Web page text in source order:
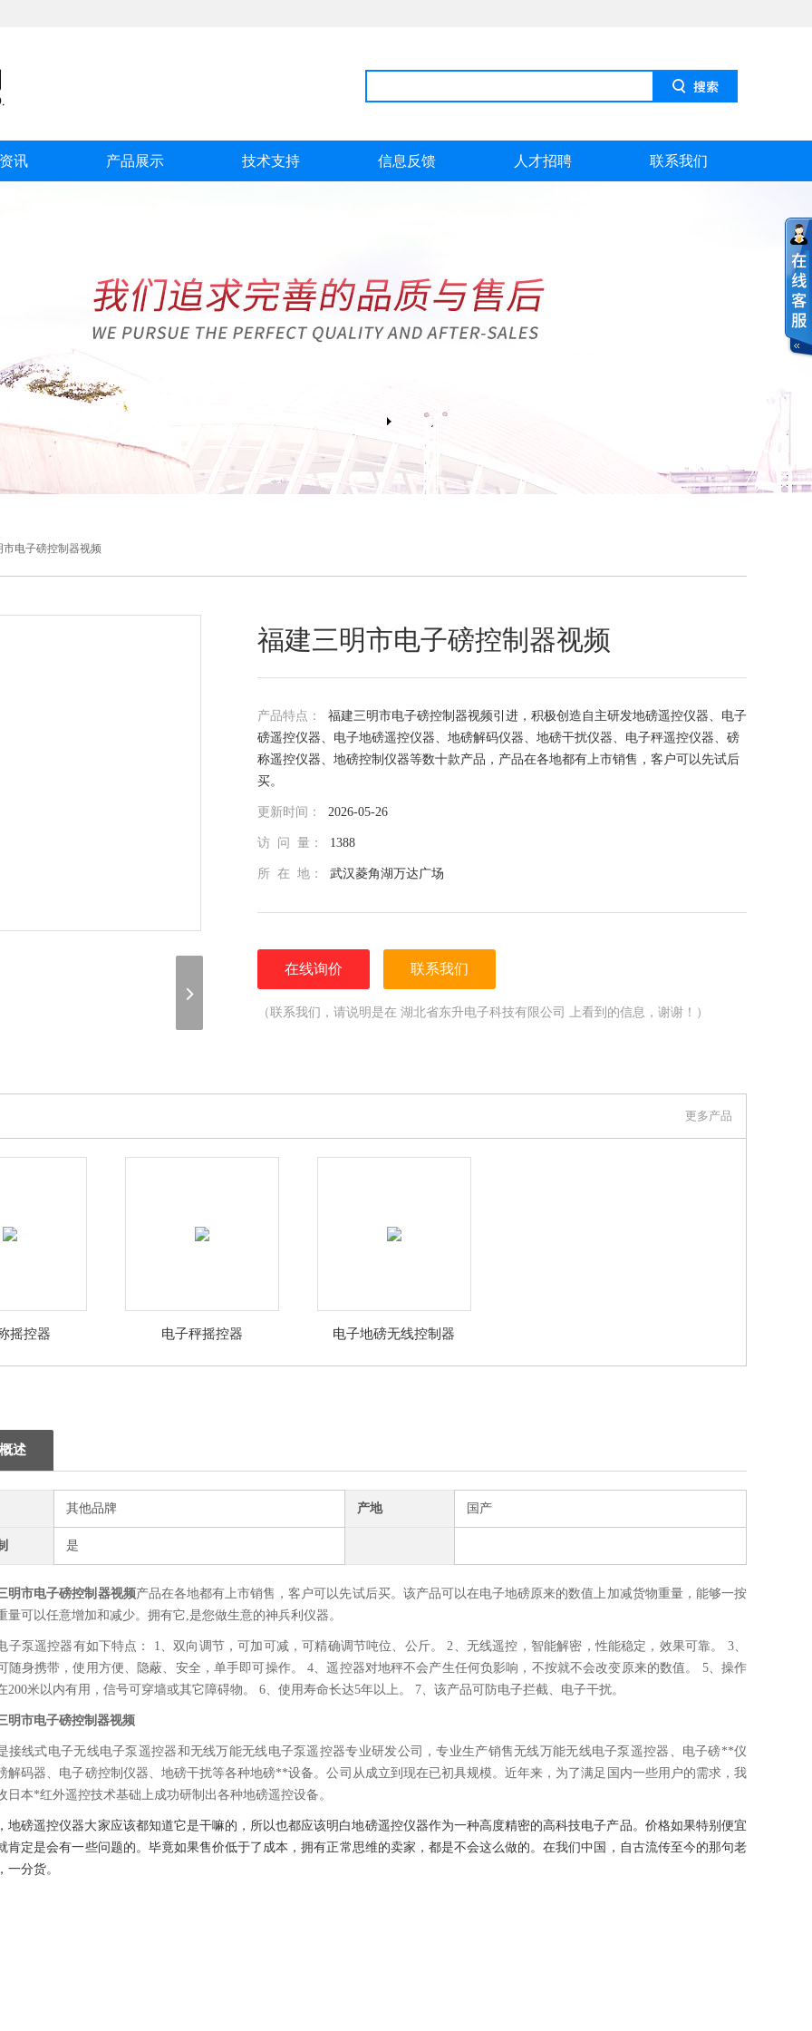
讯 产品展示 技术支持 信息反馈 人才招聘 联系我们
电子磅控制器视频
福建三明市电子磅控制器视频
产品特点： 福建三明市电子磅控制器视频引进，积极创造自主研发地磅遥控仪器、电子
磅遥控仪器、电子地磅遥控仪器、地磅解码仪器、地磅干扰仪器、电子秤遥控仪器、磅
称遥控仪器、地磅控制仪器等数十款产品，产品在各地都有上市销售，客户可以先试后
买。
更新时间： 2026-05-26
访 问 量： 1388
所 在 地： 武汉菱角湖万达广场
在线询价 联系我们
（联系我们，请说明是在 湖北省东升电子科技有限公司 上看到的信息，谢谢！）
更多产品
摇控器 电子秤摇控器 电子地磅无线控制器
述
其他品牌 产地 国产
是
明市电子磅控制器视频产品在各地都有上市销售，客户可以先试后买。该产品可以在电子地磅原来的数值上加减货物重量，能够一按
量可以任意增加和减少。拥有它,是您做生意的神兵利仪器。
子泵遥控器有如下特点： 1、双向调节，可加可减，可精确调节吨位、公斤。 2、无线遥控，智能解密，性能稳定，效果可靠。 3、
随身携带，使用方便、隐蔽、安全，单手即可操作。 4、遥控器对地秤不会产生任何负影响，不按就不会改变原来的数值。 5、操作
200米以内有用，信号可穿墙或其它障碍物。 6、使用寿命长达5年以上。 7、该产品可防电子拦截、电子干扰。
明市电子磅控制器视频
接线式电子无线电子泵遥控器和无线万能无线电子泵遥控器专业研发公司，专业生产销售无线万能无线电子泵遥控器、电子磅**仪
解码器、电子磅控制仪器、地磅干扰等各种地磅**设备。公司从成立到现在已初具规模。近年来，为了满足国内一些用户的需求，我
日本*红外遥控技术基础上成功研制出各种地磅遥控设备。
地磅遥控仪器大家应该都知道它是干嘛的，所以也都应该明白地磅遥控仪器作为一种高度精密的高科技电子产品。价格如果特别便宜
肯定是会有一些问题的。毕竟如果售价低于了成本，拥有正常思维的卖家，都是不会这么做的。在我们中国，自古流传至今的那句老
一分货。